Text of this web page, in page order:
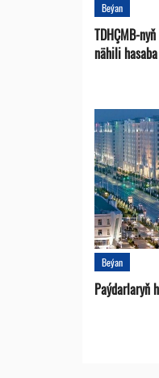
Beýan
TDHÇMB-
nähili
Beýan
Paýdarlaryň